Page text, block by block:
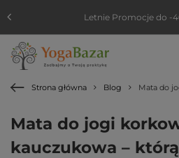
Strona główna Blog Mata do
Mata do jogi
kauczukowa –
Letnie Promocje do -